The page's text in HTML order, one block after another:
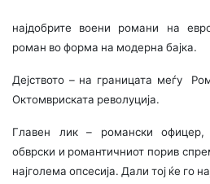
најдобрите воени романи на
роман во форма на модерна бајка.
Дејството – на границата меѓу
Октомвриската револуција.
Главен лик – романски офицер,
обврски и романтичниот порив
најголема опсесија. Дали тој ќе го